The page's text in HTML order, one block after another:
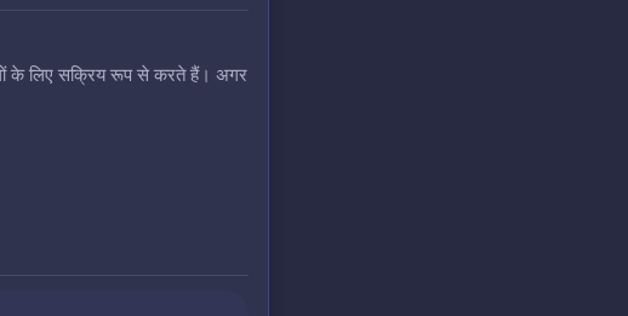
के लिए सक्रिय रूप से करते हैं। अगर